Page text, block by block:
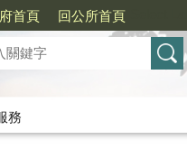
首頁 回公所首頁
務